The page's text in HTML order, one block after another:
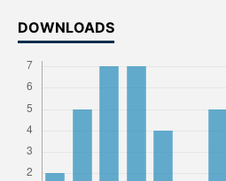
DOWNLOADS